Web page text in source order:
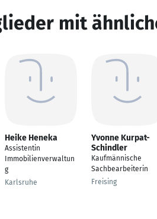
mit
Heike Heneka
Assistentin
Immobilienverwaltun
g
Karlsruhe
Yvonne Kurpat-
Schindler
Kaufmännische
Sachbearbeiterin
Freising